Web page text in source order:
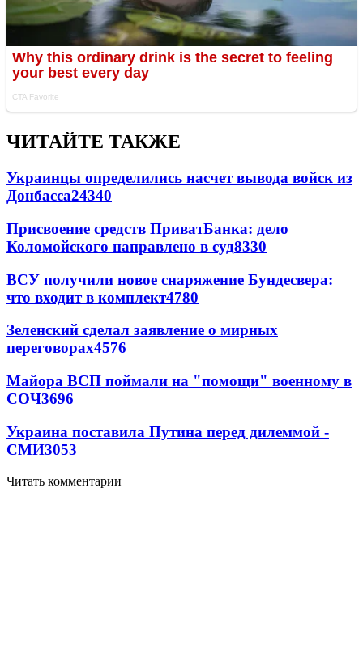
ЧИТАЙТЕ ТАКЖЕ
Украинцы определились насчет вывода войск из
Донбасса24340
Присвоение средств ПриватБанка: дело
Коломойского направлено в суд8330
ВСУ получили новое снаряжение Бундесвера:
что входит в комплект4780
Зеленский сделал заявление о мирных
переговорах4576
Майора ВСП поймали на "помощи" военному в
СОЧ3696
Украина поставила Путина перед дилеммой -
СМИ3053
Читать комментарии